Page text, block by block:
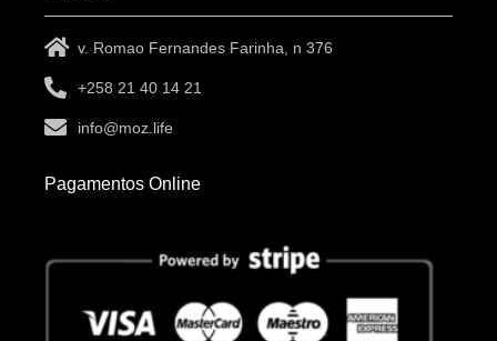
v. Romao Fernandes Farinha, n 376
+258 21 40 14 21
info@moz.life
Pagamentos Online